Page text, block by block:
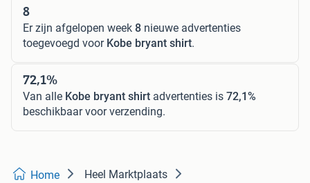
8
Er zijn afgelopen week 8 nieuwe advertenties
toegevoegd voor Kobe bryant shirt.
72,1%
Van alle Kobe bryant shirt advertenties is 72,1%
beschikbaar voor verzending.
Home Heel Marktplaats